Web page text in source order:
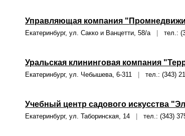
Управляющая компания
Екатеринбург, ул. Сакко и Ванцетти, 58/а тел.:
Уральская клининговая компания
Екатеринбург, ул. Чебышева, 6-311 тел.: (343)
Учебный центр садового искусства
Екатеринбург, ул. Таборинская, 14 тел.: (343)